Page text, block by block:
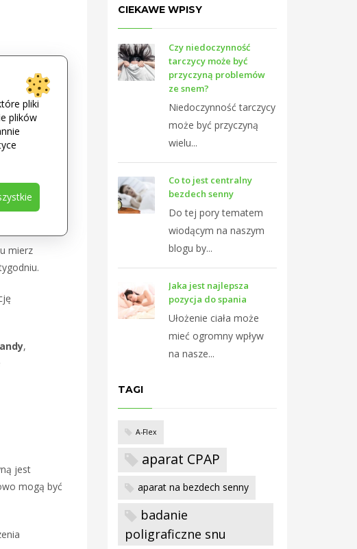
mierz
,
jest
mogą być
CIEKAWE WPISY
Czy niedoczynność
tarczycy może być
przyczyną problemów
ze snem?
Niedoczynność tarczycy
może być przyczyną
wielu...
Co to jest centralny
bezdech senny
Do tej pory tematem
wiodącym na naszym
blogu by...
Jaka jest najlepsza
pozycja do spania
Ułożenie ciała może
mieć ogromny wpływ
na nasze...
TAGI
A-Flex
aparat CPAP
aparat na bezdech senny
badanie
poligraficzne snu
pliki
plików